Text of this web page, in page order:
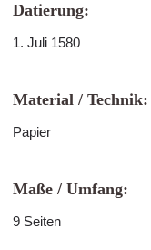
Datierung:
1. Juli 1580
Material / Technik:
Papier
Maße / Umfang:
9 Seiten